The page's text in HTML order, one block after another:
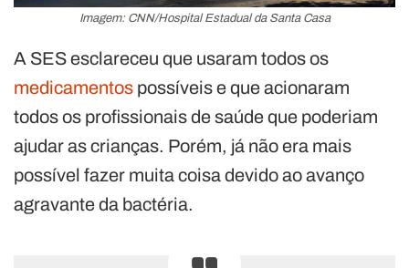
Imagem: CNN/Hospital Estadual da Santa Casa
A SES esclareceu que usaram todos os
medicamentos possíveis e que acionaram
todos os profissionais de saúde que poderiam
ajudar as crianças. Porém, já não era mais
possível fazer muita coisa devido ao avanço
agravante da bactéria.